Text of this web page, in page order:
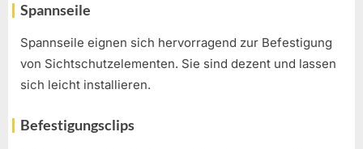
Spannseile
Spannseile eignen sich hervorragend zur Befestigung
von Sichtschutzelementen. Sie sind dezent und lassen
sich leicht installieren.
Befestigungsclips